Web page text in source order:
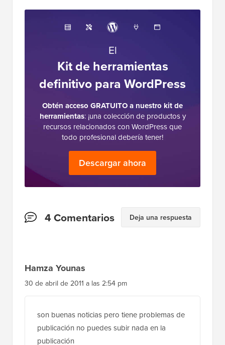
El
Kit de herramientas
definitivo para WordPress
Obtén acceso GRATUITO a nuestro kit de
herramientas: ¡una colección de productos y
recursos relacionados con WordPress que
todo profesional debería tener!
Descargar ahora
Interacciones
4 Comentarios Deja una respuesta
Hamza Younas
30 de abril de 2011 a las 2:54 pm
son buenas noticias pero tiene problemas de
publicación no puedes subir nada en la
publicación